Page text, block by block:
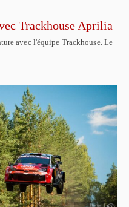
Trackhouse Aprilia
avec l'équipe Trackhouse. Le